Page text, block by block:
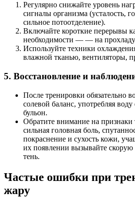
Регулярно снижайте уровень
сигналы организма (усталость,
сильное потоотделение).
Включайте короткие перерывы
необходимости — — на
Используйте техники
влажной тканью, вентиляторы,
5. Восстановление и
После тренировки обязательно
солевой баланс, употребляя
бульон.
Обратите внимание на признаки
сильная головная боль,
покраснение и сухость кожи,
их появлении вызывайте
тень.
Частые ошибки при
жару